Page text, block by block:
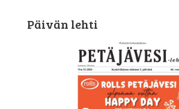
Päivän lehti